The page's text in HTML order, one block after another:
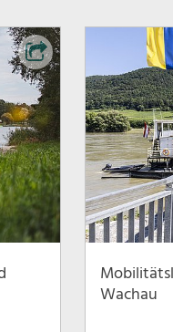
Wachau